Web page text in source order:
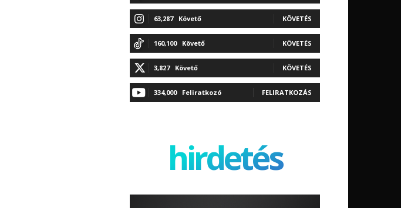
63,287 Követő KÖVETÉS
160,100 Követő KÖVETÉS
3,827 Követő KÖVETÉS
334,000 Feliratkozó FELIRATKOZÁS
hirdetés